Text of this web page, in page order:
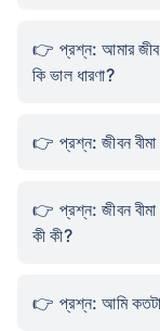
প্রশ্ন: আমার
কি ভাল ধারণা?
প্রশ্ন: জীবন বীমা
প্রশ্ন: জীবন বীমা
কী কী?
প্রশ্ন: আমি